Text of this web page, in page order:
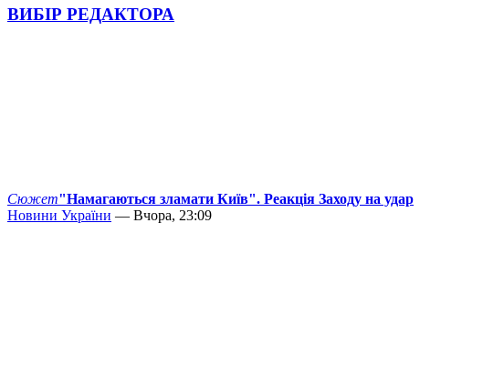
ВИБІР РЕДАКТОРА
Сюжет"Намагаються зламати Київ". Реакція Заходу на удар
Новини України — Вчора, 23:09